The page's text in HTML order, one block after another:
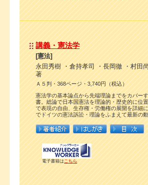
講義・憲法学
[憲法]
永田秀樹 ・倉持孝司 ・長岡徹 ・村田
著
Ａ５判・368ページ・3,740円（税込）
憲法学の基本論点から先端理論までをカバー
書。総論で日本国憲法を理論的・歴史的に位
で表現の自由、生存権・労働権の展開を詳細
でドイツの憲法訴訟・理論をふまえて最新の
電子書籍は こちら